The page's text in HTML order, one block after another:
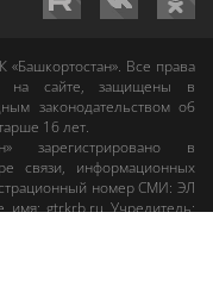
. Все права
на сайте, защищены в
законодательством об
16 лет.
зарегистрировано в
связи, информационных
номер СМИ: ЭЛ
имя:gtrkrb.ruУчредитель: